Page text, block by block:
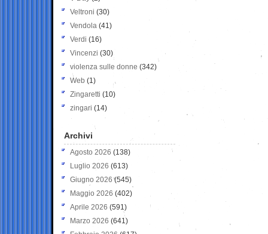
Veltroni (30)
Vendola (41)
Verdi (16)
Vincenzi (30)
violenza sulle donne (342)
Web (1)
Zingaretti (10)
zingari (14)
Archivi
Agosto 2026 (138)
Luglio 2026 (613)
Giugno 2026 (545)
Maggio 2026 (402)
Aprile 2026 (591)
Marzo 2026 (641)